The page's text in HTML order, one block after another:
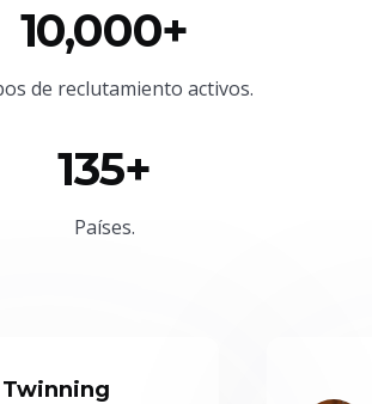
10,000+
de reclutamiento activos.
135+
Países.